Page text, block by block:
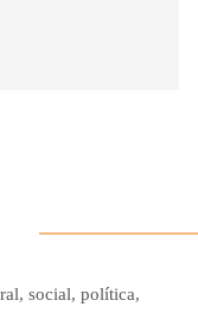
social, política,